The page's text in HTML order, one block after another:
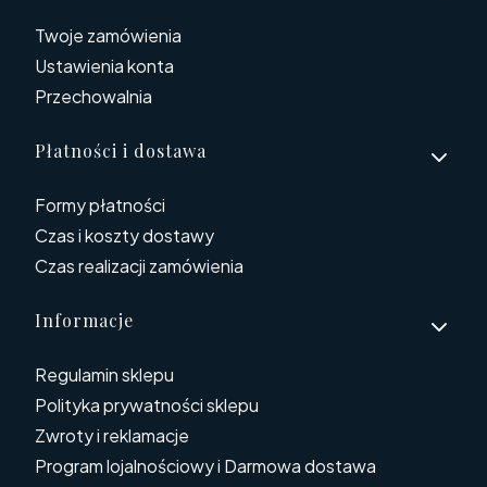
Twoje zamówienia
Ustawienia konta
Przechowalnia
Płatności i dostawa
Formy płatności
Czas i koszty dostawy
Czas realizacji zamówienia
Informacje
Regulamin sklepu
Polityka prywatności sklepu
Zwroty i reklamacje
Program lojalnościowy i Darmowa dostawa